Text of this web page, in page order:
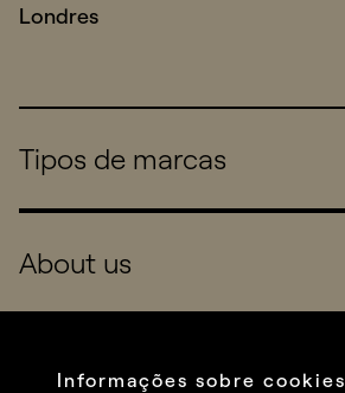
Londres
Tipos de marcas
Consumers
Startups
About us
Services
Informações sobre cookies